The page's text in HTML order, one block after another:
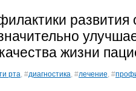
развития
жизни
рта, #диагностика, #лечение, #